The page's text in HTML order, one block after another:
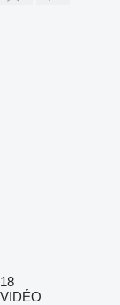
18
VIDÉO